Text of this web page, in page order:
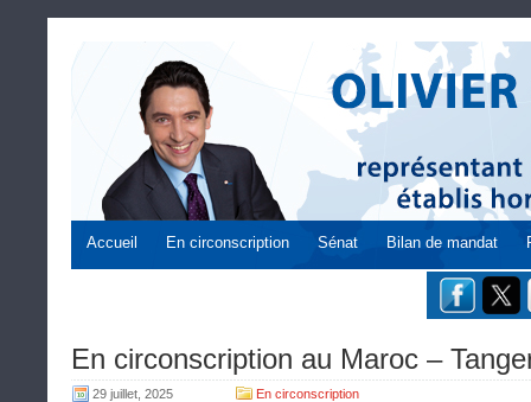
Accueil En circonscription Sénat Bilan de mandat
En circonscription au Maroc –
29 juillet, 2025 En circonscription